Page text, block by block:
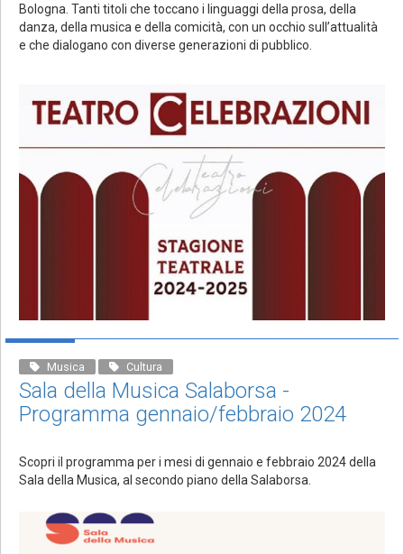
Bologna. Tanti titoli che toccano i linguaggi della prosa, della
danza, della musica e della comicità, con un occhio sull’attualità
e che dialogano con diverse generazioni di pubblico.
Musica Cultura
Sala della Musica Salaborsa -
Programma gennaio/febbraio 2024
Scopri il programma per i mesi di gennaio e febbraio 2024 della
Sala della Musica, al secondo piano della Salaborsa.